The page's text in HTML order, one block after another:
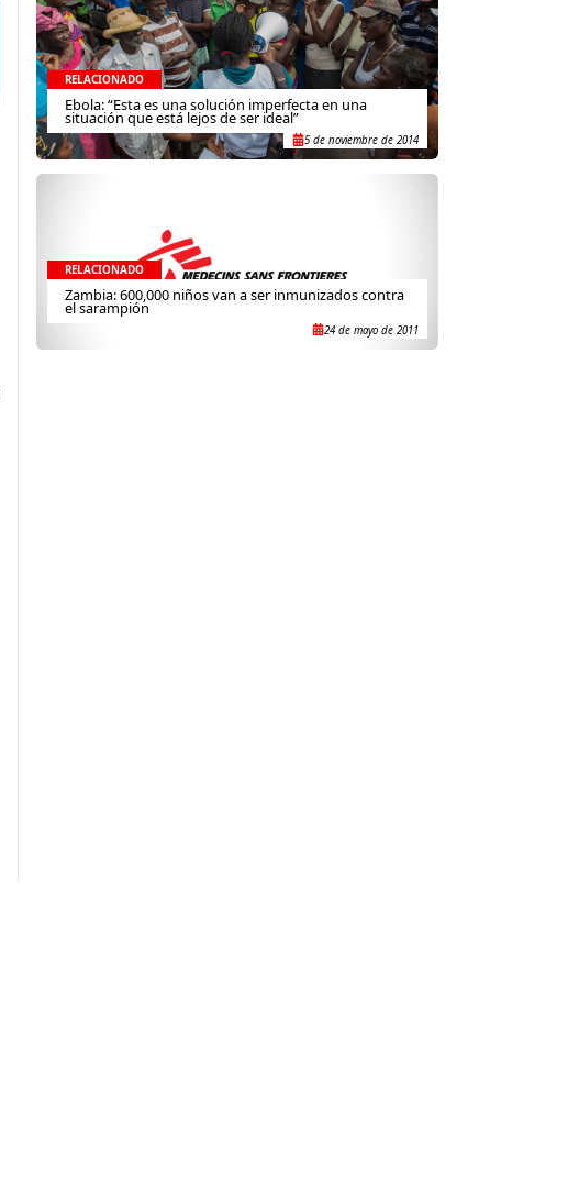
RELACIONADO
Ebola: “Esta es una solución imperfecta en una
situación que está lejos de ser ideal”
5 de noviembre de 2014
RELACIONADO
Zambia: 600,000 niños van a ser inmunizados contra
el sarampión
24 de mayo de 2011